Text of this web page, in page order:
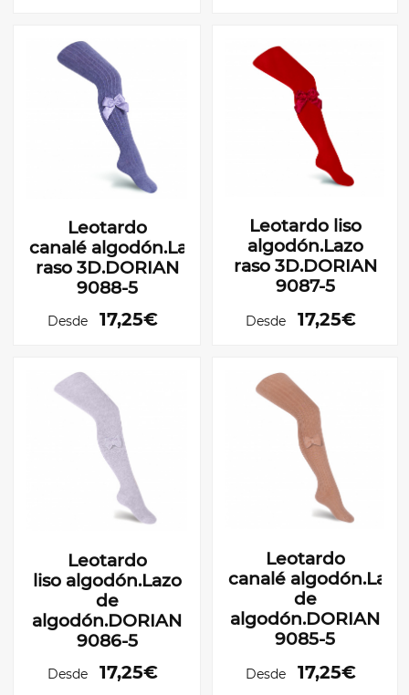
Leotardo
canalé algodón.Lazo
raso 3D.DORIAN
9088-5
Desde 17,25€
Leotardo liso
algodón.Lazo
raso 3D.DORIAN
9087-5
Desde 17,25€
Leotardo
liso algodón.Lazo
de
algodón.DORIAN
9086-5
Desde 17,25€
Leotardo
canalé algodón.Lazo
de
algodón.DORIAN
9085-5
Desde 17,25€